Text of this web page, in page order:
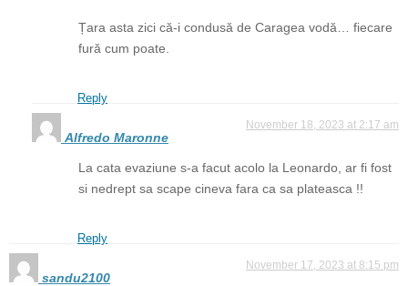
Țara asta zici că-i condusă de Caragea vodă… fiecare
fură cum poate.
Reply
Alfredo Maronne
November 18, 2023 at 2:17 am
La cata evaziune s-a facut acolo la Leonardo, ar fi fost
si nedrept sa scape cineva fara ca sa plateasca !!
Reply
sandu2100
November 17, 2023 at 8:15 pm